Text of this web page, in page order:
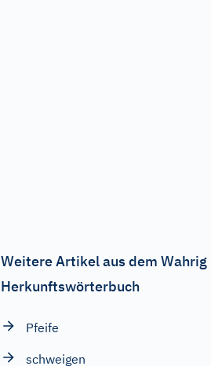
Weitere Artikel aus dem Wahrig
Herkunftswörterbuch
Pfeife
schweigen